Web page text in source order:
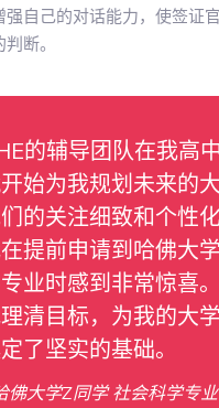
强自己的对话能力，使签证
断。
的辅导团队在我高
始为我规划未来的大
的关注细致和个性
提前申请到哈佛大
业时感到非常惊喜
清目标，为我的大
了坚实的基础。
佛大学Z同学 社会科学专业